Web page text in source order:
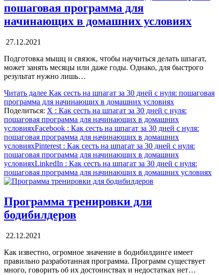
пошаговая программа для
начинающих в домашних условиях
27.12.2021
Подготовка мышц и связок, чтобы научиться делать шпагат,
может занять месяцы или даже годы. Однако, для быстрого
результат нужно лишь…
Читать далее Как сесть на шпагат за 30 дней с нуля: пошаговая
программа для начинающих в домашних условиях
Поделиться: X : Как сесть на шпагат за 30 дней с нуля:
пошаговая программа для начинающих в домашних
условияхFacebook : Как сесть на шпагат за 30 дней с нуля:
пошаговая программа для начинающих в домашних
условияхPinterest : Как сесть на шпагат за 30 дней с нуля:
пошаговая программа для начинающих в домашних
условияхLinkedIn : Как сесть на шпагат за 30 дней с нуля:
пошаговая программа для начинающих в домашних условиях
Программа тренировки для
бодибилдеров
22.12.2021
Как известно, огромное значение в бодибилдинге имеет
правильно разработанная программа. Программ существует
много, говорить об их достоинствах и недостатках нет…